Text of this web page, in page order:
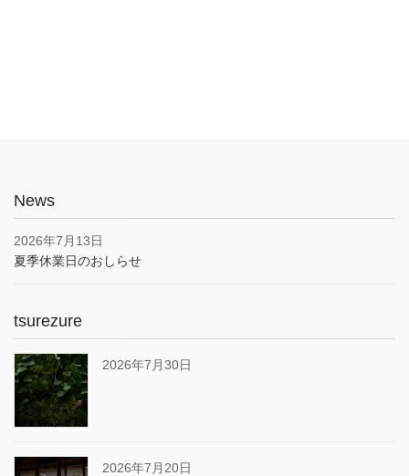
News
2026年7月13日
夏季休業日のおしらせ
tsurezure
2026年7月30日
2026年7月20日